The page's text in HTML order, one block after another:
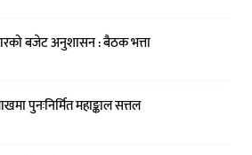
बजेट अनुशासन : बैठक भत्ता
पुनःनिर्मित महाङ्काल सत्तल